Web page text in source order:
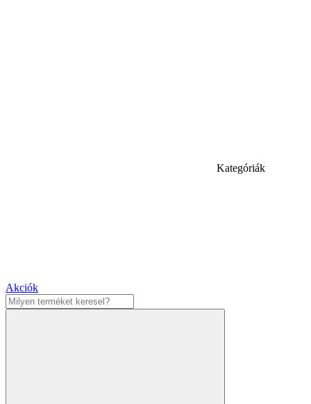
Kategóriák
Akciók